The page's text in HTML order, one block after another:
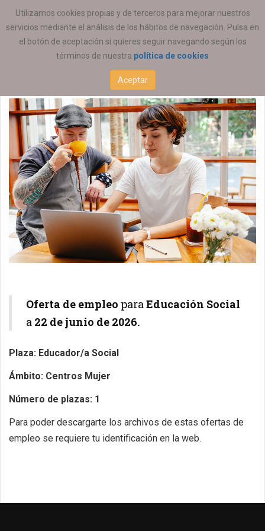
Utilizamos cookies propias y de terceros para mejorar nuestros
servicios mediante el análisis de los hábitos de navegación. Pulsa en
el botón de aceptación si quieres seguir navegando según los
términos de nuestra política de cookies
Aceptar
ESTÁ AQUÍ: EMPLEO OFERTAS DE EMPLEO
Educación Social
Oferta de empleo paraEducación Social
a 22 de junio de 2026.
Plaza: Educador/a Social
Ámbito: Centros Mujer
Número de plazas: 1
Para poder descargarte los archivos de estas ofertas de
empleo se requiere tu identificación en la web.